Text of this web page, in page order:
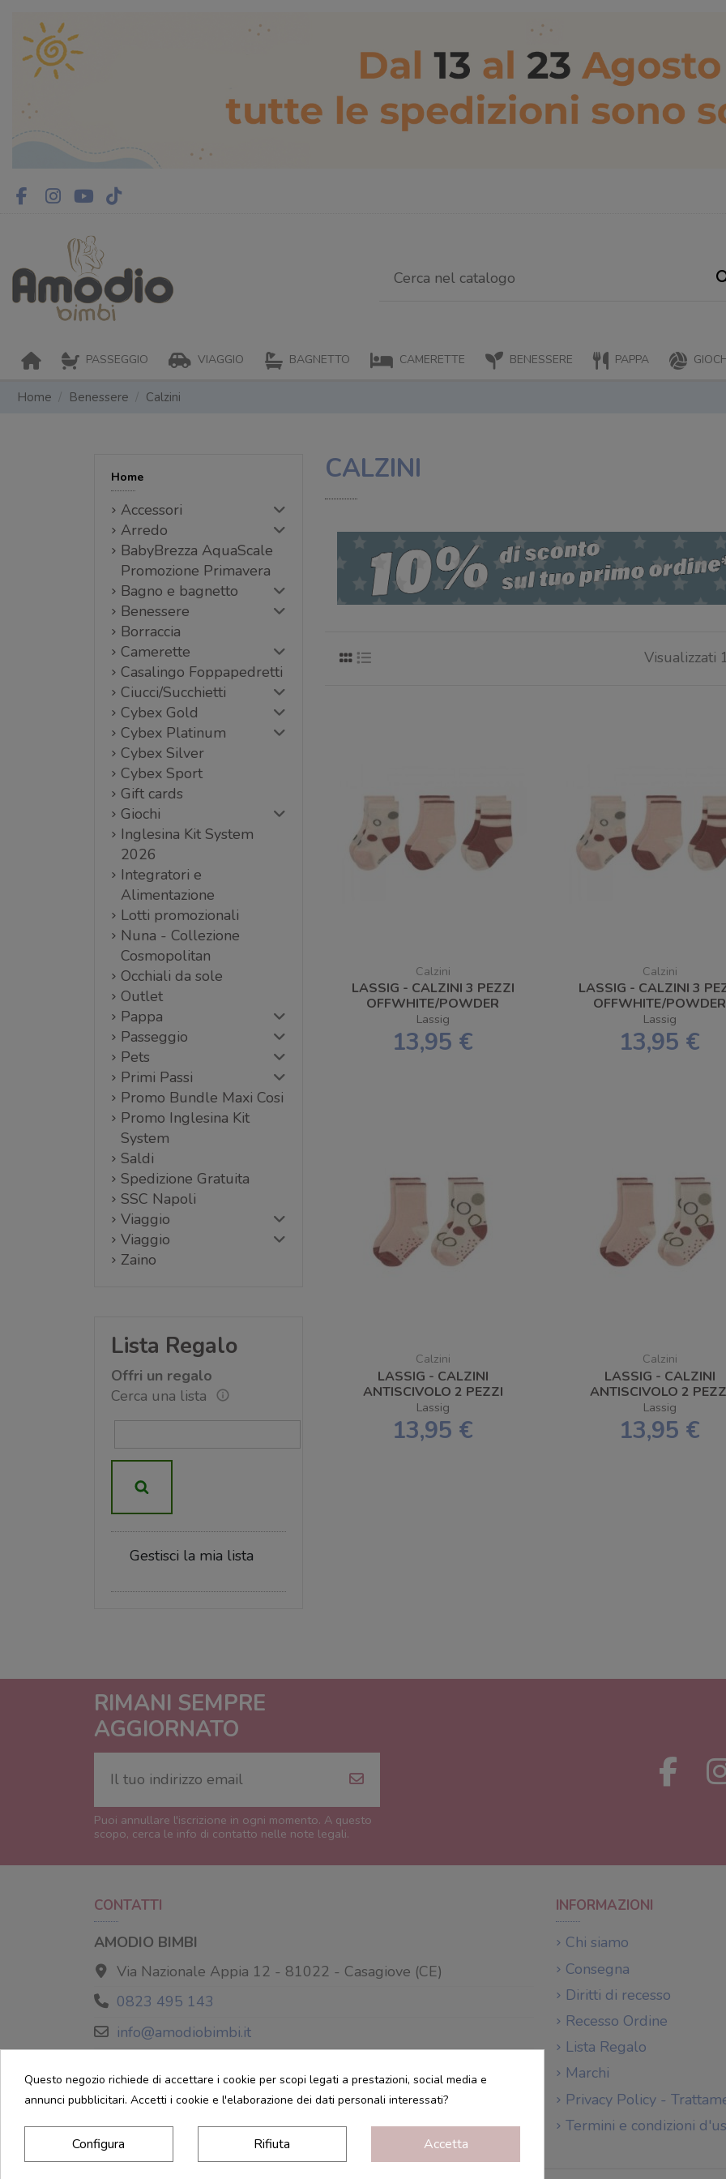
PASSEGGIO VIAGGIO BAGNETTO CAMERETTE BENESSERE PAPPA
Home Benessere Calzini
CALZINI
Visualizzati
Calzini
LASSIG - CALZINI 3 PEZZI
OFFWHITE/POWDER
PINK/RUST NUMERO 12-14
Lassig
13,95 €
Calzini
LASSIG - CALZINI 3
OFFWHITE/POWDER
PINK/RUST NUMERO
Lassig
13,95 €
Calzini
LASSIG - CALZINI
ANTISCIVOLO 2 PEZZI
OFFWHITE/POWDER PINK
NUMERO 23-26
Lassig
13,95 €
Calzini
LASSIG - CALZINI
ANTISCIVOLO 2
OFFWHITE/POWDER
NUMERO 27-30
Lassig
13,95 €
Home
Accessori
Arredo
BabyBrezza AquaScale
Promozione Primavera
Bagno e bagnetto
Benessere
Borraccia
Camerette
Casalingo Foppapedretti
Ciucci/Succhietti
Cybex Gold
Cybex Platinum
Cybex Silver
Cybex Sport
Gift cards
Giochi
Inglesina Kit System
2026
Integratori e
Alimentazione
Lotti promozionali
Nuna - Collezione
Cosmopolitan
Occhiali da sole
Outlet
Pappa
Passeggio
Pets
Primi Passi
Promo Bundle Maxi Cosi
Promo Inglesina Kit
System
Saldi
Spedizione Gratuita
SSC Napoli
Viaggio
Viaggio
Zaino
Lista Regalo
Offri un regalo
Cerca una lista
Gestisci la mia lista
RIMANI SEMPRE
AGGIORNATO
Puoi annullare l'iscrizione in ogni momento. A questo
scopo, cerca le info di contatto nelle note legali.
CONTATTI
AMODIO BIMBI
Via Nazionale Appia 12 - 81022 - Casagiove (CE)
0823 495 143
info@amodiobimbi.it
INFORMAZIONI
Chi siamo
Consegna
Diritti di recesso
Recesso Ordine
Lista Regalo
Marchi
Privacy Policy -
Termini e condizioni
Questo negozio richiede di accettare i cookie per scopi legati a prestazioni, social media e
annunci pubblicitari. Accetti i cookie e l'elaborazione dei dati personali interessati?
Configura Rifiuta Accetta